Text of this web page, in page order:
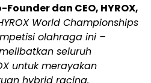
dan CEO, HYROX,
World Championships
olahraga ini –
seluruh
untuk merayakan
hybrid racing.